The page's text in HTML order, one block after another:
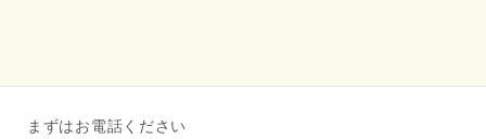
まずはお電話ください